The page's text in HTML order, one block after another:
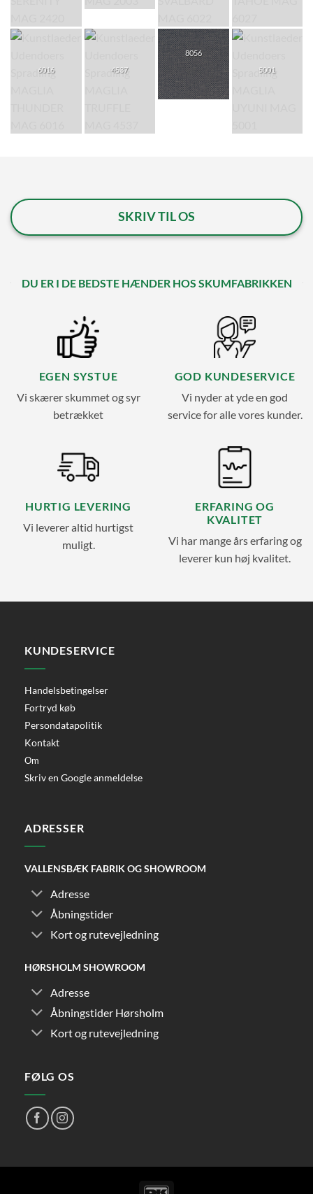
6016 4537
8056
5001
SKRIV TIL OS
DU ER I DE BEDSTE HÆNDER HOS SKUMFABRIKKEN
EGEN SYSTUE
Vi skærer skummet og syr
betrækket
GOD KUNDESERVICE
Vi nyder at yde en god
service for alle vores kunder.
HURTIG LEVERING
Vi leverer altid hurtigst
muligt.
ERFARING OG
KVALITET
Vi har mange års erfaring og
leverer kun høj kvalitet.
KUNDESERVICE
Handelsbetingelser
Fortryd køb
Persondatapolitik
Kontakt
Om
Skriv en Google anmeldelse
ADRESSER
VALLENSBÆK FABRIK OG SHOWROOM
Adresse
Åbningstider
Kort og rutevejledning
HØRSHOLM SHOWROOM
Adresse
Åbningstider Hørsholm
Kort og rutevejledning
FØLG OS